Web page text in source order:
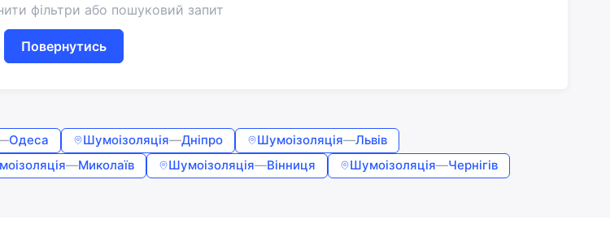
фільтри або пошуковий запит
Повернутись
Одеса Шумоізоляція—Дніпро Шумоізоляція—Львів
—Миколаїв Шумоізоляція—Вінниця Шумоізоляція—Чернігів
Увійти